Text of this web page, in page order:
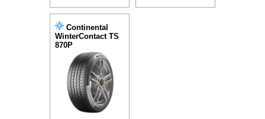
Continental
WinterContact TS
870P